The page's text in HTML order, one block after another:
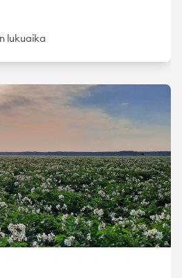
lukuaika